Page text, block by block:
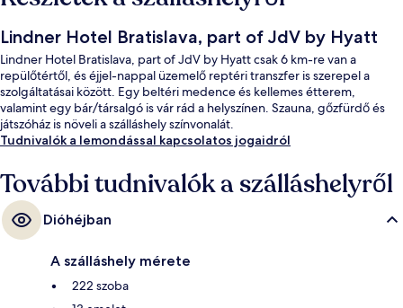
Lindner Hotel Bratislava, part of JdV by Hyatt
Lindner Hotel Bratislava, part of JdV by Hyatt csak 6 km-re van a
repülőtértől, és éjjel-nappal üzemelő reptéri transzfer is szerepel a
szolgáltatásai között. Egy beltéri medence és kellemes étterem,
valamint egy bár/társalgó is vár rád a helyszínen. Szauna, gőzfürdő és
játszóház is növeli a szálláshely színvonalát.
Tudnivalók a lemondással kapcsolatos jogaidról
További tudnivalók a szálláshelyről
Dióhéjban
A szálláshely mérete
222 szoba